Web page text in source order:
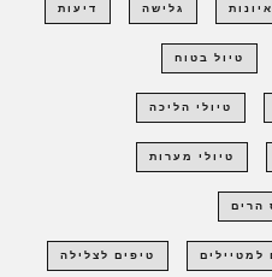
גלישה דיעות
טיול בטוח
טיולי הליכה
טיולי מערות
הרים
למטיילים טיפים לצלילה